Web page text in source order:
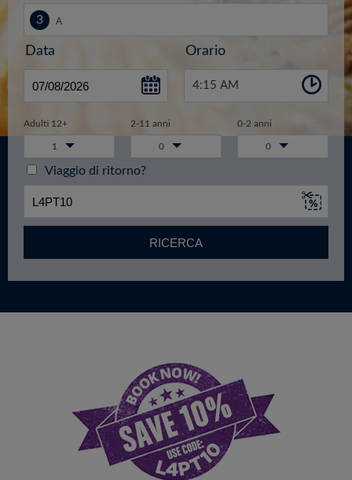
Data Orario
4:15 AM
Adulti 12+ 2-11 anni 0-2 anni
1 0 0
Viaggio di ritorno?
RICERCA